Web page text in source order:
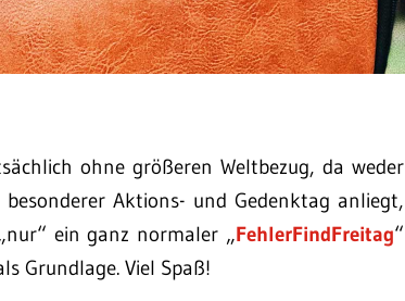
ohne größeren Weltbezug, da weder
Aktions- und Gedenktag anliegt,
ein ganz normaler „FehlerFindFreitag“
Grundlage. Viel Spaß!